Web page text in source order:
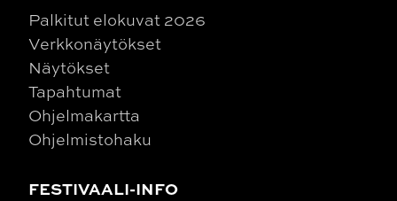
Palkitut elokuvat 2026
Verkkonäytökset
Näytökset
Tapahtumat
Ohjelmakartta
Ohjelmistohaku
FESTIVAALI-INFO